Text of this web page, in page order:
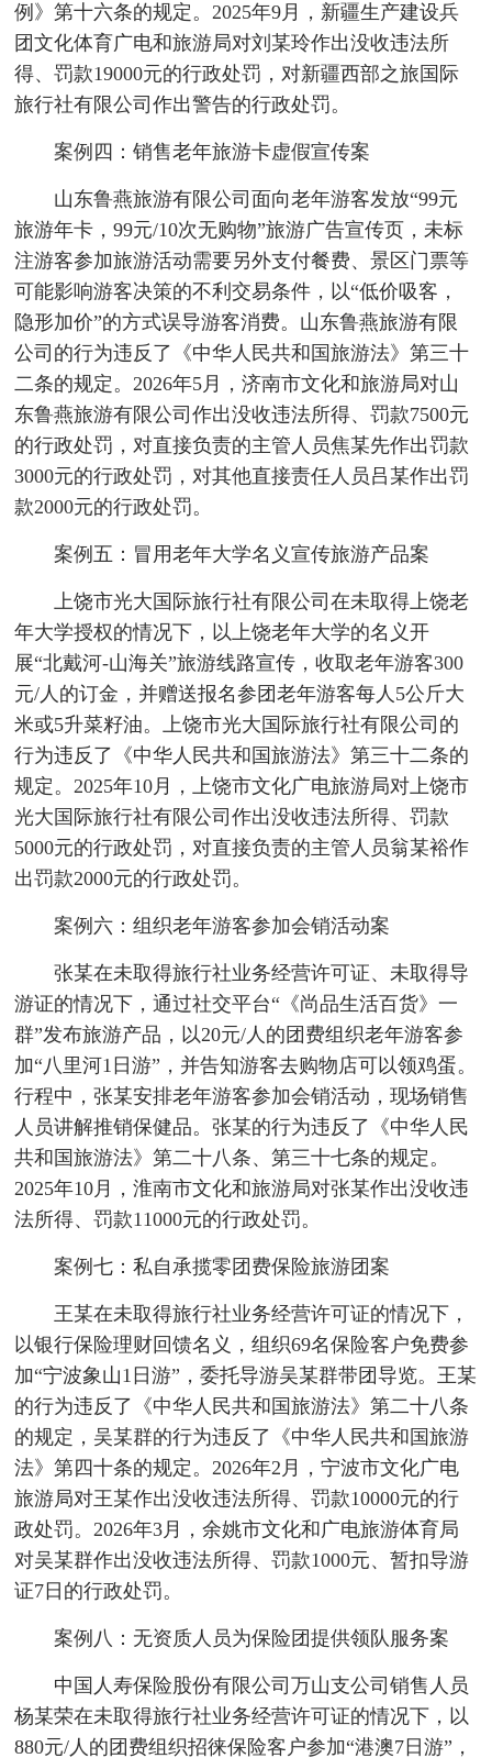
例》第十六条的规定。2025年9月，新疆生产建设兵
团文化体育广电和旅游局对刘某玲作出没收违法所
得、罚款19000元的行政处罚，对新疆西部之旅国际
旅行社有限公司作出警告的行政处罚。
案例四：销售老年旅游卡虚假宣传案
山东鲁燕旅游有限公司面向老年游客发放“99元
旅游年卡，99元/10次无购物”旅游广告宣传页，未标
注游客参加旅游活动需要另外支付餐费、景区门票等
可能影响游客决策的不利交易条件，以“低价吸客，
隐形加价”的方式误导游客消费。山东鲁燕旅游有限
公司的行为违反了《中华人民共和国旅游法》第三十
二条的规定。2026年5月，济南市文化和旅游局对山
东鲁燕旅游有限公司作出没收违法所得、罚款7500元
的行政处罚，对直接负责的主管人员焦某先作出罚款
3000元的行政处罚，对其他直接责任人员吕某作出罚
款2000元的行政处罚。
案例五：冒用老年大学名义宣传旅游产品案
上饶市光大国际旅行社有限公司在未取得上饶老
年大学授权的情况下，以上饶老年大学的名义开
展“北戴河-山海关”旅游线路宣传，收取老年游客300
元/人的订金，并赠送报名参团老年游客每人5公斤大
米或5升菜籽油。上饶市光大国际旅行社有限公司的
行为违反了《中华人民共和国旅游法》第三十二条的
规定。2025年10月，上饶市文化广电旅游局对上饶市
光大国际旅行社有限公司作出没收违法所得、罚款
5000元的行政处罚，对直接负责的主管人员翁某裕作
出罚款2000元的行政处罚。
案例六：组织老年游客参加会销活动案
张某在未取得旅行社业务经营许可证、未取得导
游证的情况下，通过社交平台“《尚品生活百货》一
群”发布旅游产品，以20元/人的团费组织老年游客参
加“八里河1日游”，并告知游客去购物店可以领鸡蛋。
行程中，张某安排老年游客参加会销活动，现场销售
人员讲解推销保健品。张某的行为违反了《中华人民
共和国旅游法》第二十八条、第三十七条的规定。
2025年10月，淮南市文化和旅游局对张某作出没收违
法所得、罚款11000元的行政处罚。
案例七：私自承揽零团费保险旅游团案
王某在未取得旅行社业务经营许可证的情况下，
以银行保险理财回馈名义，组织69名保险客户免费参
加“宁波象山1日游”，委托导游吴某群带团导览。王某
的行为违反了《中华人民共和国旅游法》第二十八条
的规定，吴某群的行为违反了《中华人民共和国旅游
法》第四十条的规定。2026年2月，宁波市文化广电
旅游局对王某作出没收违法所得、罚款10000元的行
政处罚。2026年3月，余姚市文化和广电旅游体育局
对吴某群作出没收违法所得、罚款1000元、暂扣导游
证7日的行政处罚。
案例八：无资质人员为保险团提供领队服务案
中国人寿保险股份有限公司万山支公司销售人员
杨某荣在未取得旅行社业务经营许可证的情况下，以
880元/人的团费组织招徕保险客户参加“港澳7日游”，